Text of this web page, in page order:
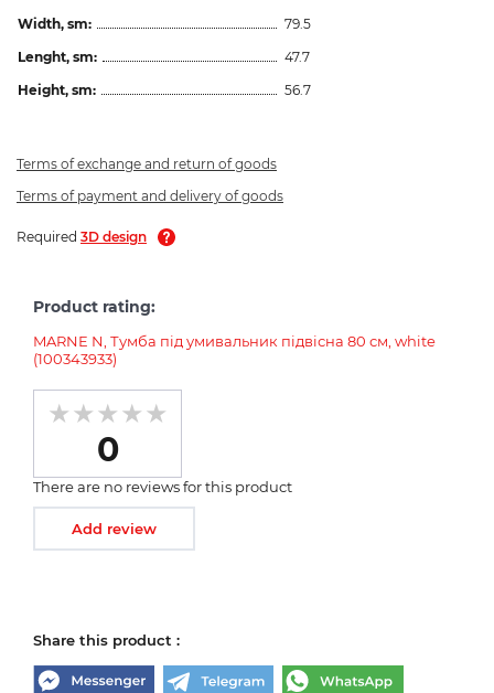
Width, sm:
79.5
Lenght, sm:
47.7
Height, sm:
56.7
Terms of exchange and return of goods
Terms of payment and delivery of goods
Required 3D design
Product rating:
MARNE N, Тумба під умивальник підвісна 80 см, white
(100343933)
0
There are no reviews for this product
Add review
Share this product :